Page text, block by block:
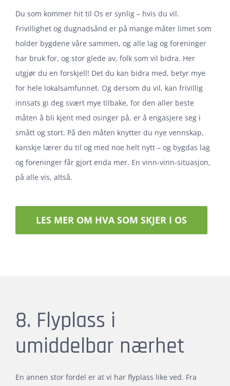
Du som kommer hit til Os er synlig – hvis du vil.
Frivillighet og dugnadsånd er på mange måter limet som
holder bygdene våre sammen, og alle lag og foreninger
har bruk for, og stor glede av, folk som vil bidra. Her
utgjør du en forskjell! Det du kan bidra med, betyr mye
for hele lokalsamfunnet. Og dersom du vil, kan frivillig
innsats gi deg svært mye tilbake, for den aller beste
måten å bli kjent med osinger på, er å engasjere seg i
smått og stort. På den måten knytter du nye vennskap,
kanskje lærer du til og med noe helt nytt – og bygdas lag
og foreninger får gjort enda mer. En vinn-vinn-situasjon,
på alle vis, altså.
LES MER OM HVA SOM SKJER I OS
8. Flyplass i
umiddelbar nærhet
En annen stor fordel er at vi har flyplass like ved. Fra